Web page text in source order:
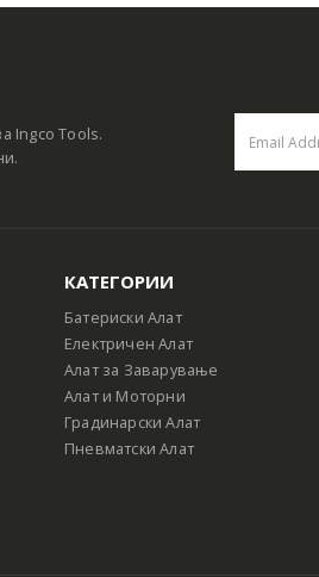
Ingco Tools.
КАТЕГОРИИ
Батериски Алат
Електричен Алат
Алат за Заварување
Алат и Моторни
Градинарски Алат
Пневматски Алат